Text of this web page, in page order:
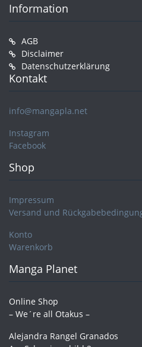
Information
AGB
Disclaimer
Datenschutzerklärung
Kontakt
info@mangapla.net
Instagram
Facebook
Shop
Impressum
Versand und
Konto
Warenkorb
Manga Planet
Online Shop
– We´re all Otakus –
Alejandra Rangel Granados